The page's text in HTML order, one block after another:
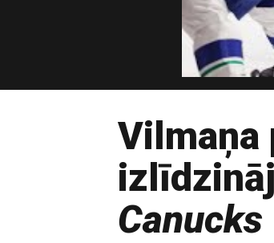
Vilmaņa
Canucks